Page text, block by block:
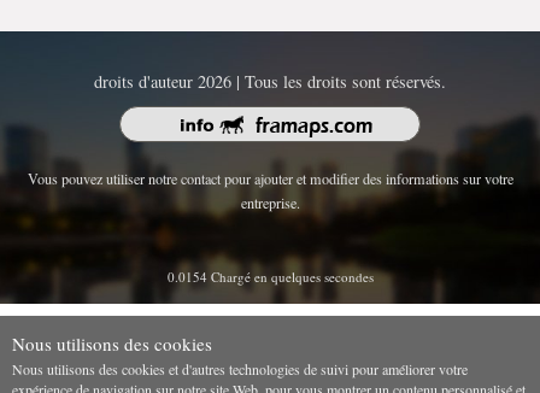
droits d'auteur 2026 | Tous les droits sont réservés.
Vous pouvez utiliser notre contact pour ajouter et modifier des informations sur votre
entreprise.
0.0154 Chargé en quelques secondes
Nous utilisons des cookies
Nous utilisons des cookies et d'autres technologies de suivi pour améliorer votre
expérience de navigation sur notre site Web, pour vous montrer un contenu personnalisé et